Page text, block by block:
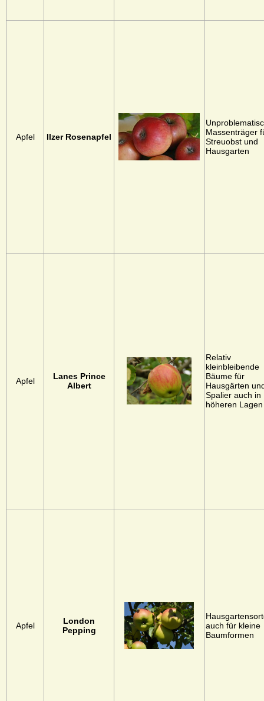
Apfel Ilzer Rosenapfel
Massenträger
Streuobst und
Hausgarten
Apfel
Lanes Prince
Albert
Relativ
kleinbleibende
Bäume für
Hausgärten
Spalier auch in
höheren Lagen
Apfel
London
Pepping
auch für kleine
Baumformen